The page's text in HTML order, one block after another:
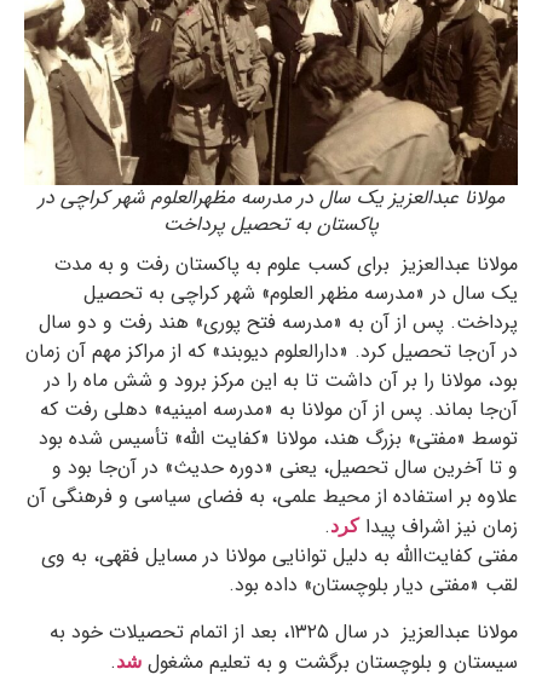
مولانا عبدالعزیز یک سال در مدرسه مظهرالعلوم شهر کراچی در
پاکستان به تحصیل پرداخت
مولانا عبدالعزیز برای کسب علوم به پاکستان رفت و به مدت
یک سال در «مدرسه مظهر العلوم» شهر کراچی به تحصیل
پرداخت. پس از آن به «مدرسه فتح پوری» هند رفت و دو سال
در آن‌جا تحصیل کرد. «دارالعلوم دیوبند» که از مراکز مهم آن زمان
بود، مولانا را بر آن داشت تا به این مرکز برود و شش ماه را در
آن‌جا بماند. پس از آن مولانا به «مدرسه امینیه» دهلی رفت که
توسط «مفتی» بزرگ هند، مولانا «کفایت الله» تأسیس شده بود
و تا آخرین سال تحصیل، یعنی «دوره حدیث» در آن‌جا بود و
علاوه بر استفاده از محیط علمی، به فضای سیاسی و فرهنگی آن
زمان نیز اشراف پیدا کرد.
مفتی کفایت‌االله به دلیل توانایی مولانا در مسایل فقهی، به وی
لقب «مفتی دیار بلوچستان» داده بود.
مولانا عبدالعزیز در سال ۱۳۲۵، بعد از اتمام تحصیلات خود به
سیستان و بلوچستان برگشت و به تعلیم مشغول شد.